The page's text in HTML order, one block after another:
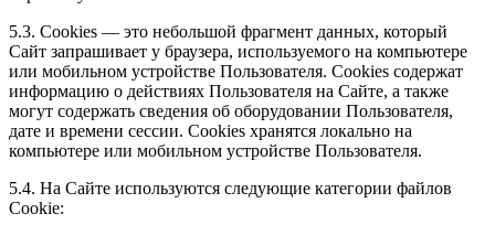
5.3. Сookies — это небольшой фрагмент данных, который
Сайт запрашивает у браузера, используемого на компьютере
или мобильном устройстве Пользователя. Cookies содержат
информацию о действиях Пользователя на Сайте, а также
могут содержать сведения об оборудовании Пользователя,
дате и времени сессии. Сookies хранятся локально на
компьютере или мобильном устройстве Пользователя.
5.4. На Сайте используются следующие категории файлов
Cookie: